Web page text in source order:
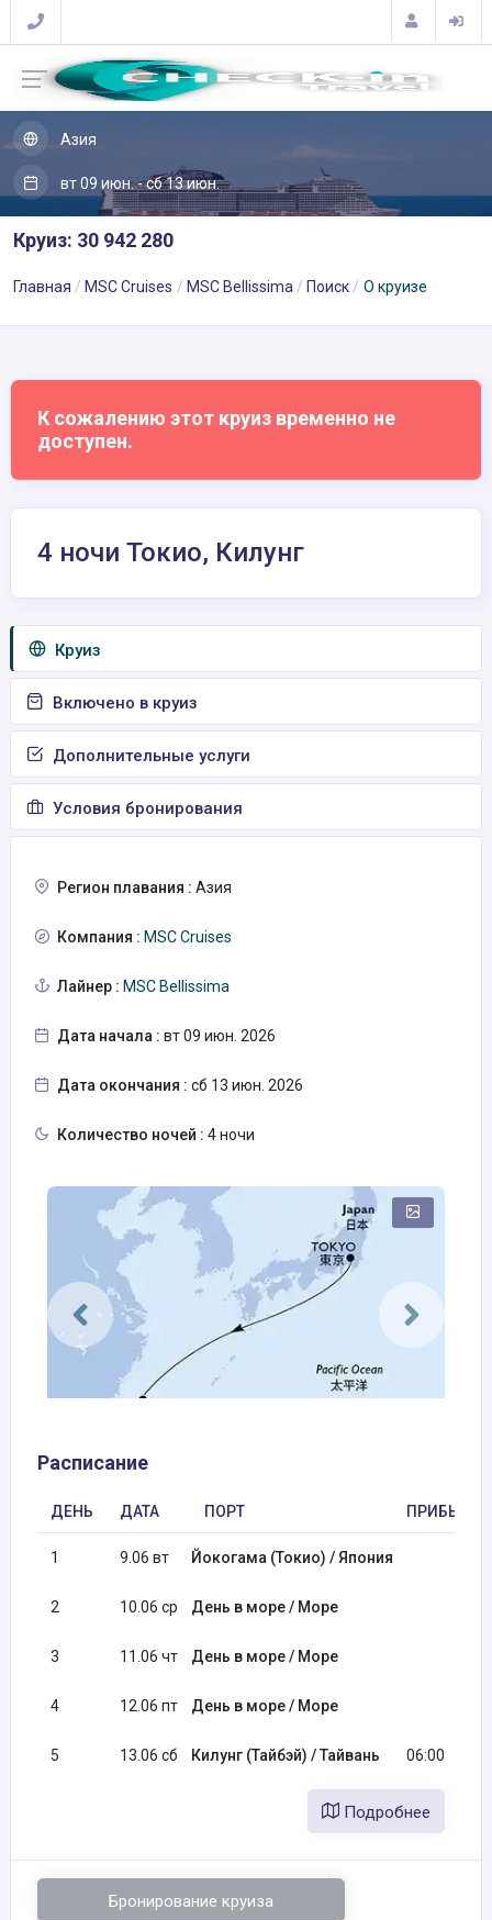
Азия
вт 09 июн. - сб 13 июн.
Круиз: 30 942 280
Главная MSC Cruises MSC Bellissima Поиск О круизе
К сожалению этот круиз временно не
доступен.
4 ночи Токио, Килунг
Круиз
Включено в круиз
Дополнительные услуги
Условия бронирования
Регион плавания : Азия
Компания : MSC Cruises
Лайнер : MSC Bellissima
Дата начала : вт 09 июн. 2026
Дата окончания : сб 13 июн. 2026
Количество ночей : 4 ночи
Расписание
ДЕНЬ ДАТА ПОРТ ПРИБЫТИЕ
1 9.06 вт Йокогама (Токио) / Япония
2 10.06 ср День в море / Море
3 11.06 чт День в море / Море
4 12.06 пт День в море / Море
5 13.06 сб Килунг (Тайбэй) / Тайвань 06:00
Подробнее
Бронирование круиза